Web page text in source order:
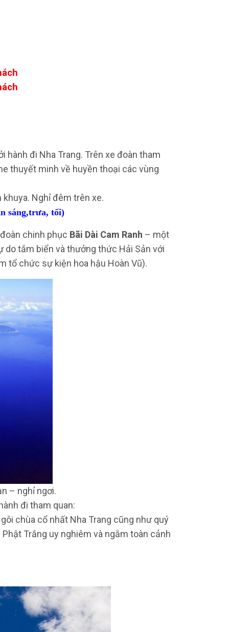
hành đi Nha Trang. Trên xe đoàn tham
thuyết minh về huyền thoại các vùng
Nghỉ đêm trên xe.
sáng,trưa, tối)
chinh phục Bãi Dài Cam Ranh – một
do tắm biển và thưởng thức Hải Sản với
tổ chức sự kiện hoa hậu Hoàn Vũ).
– nghỉ ngơi.
đi tham quan:
chùa cổ nhất Nha Trang cũng như quý
Trắng uy nghiêm và ngắm toàn cảnh